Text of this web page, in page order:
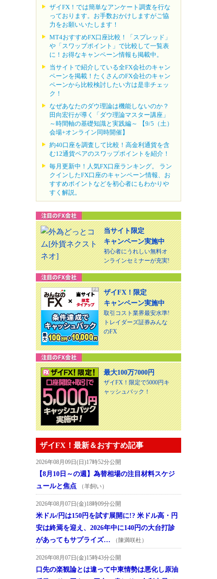
ザイFX！では簡単なアンケート調査を行な
っております。お手数おかけしますがご協
力をお願いいたします！
MT4おすすめFX口座比較！「スプレッド」
や「スワップポイント」で比較して一覧表
に！お得なキャンペーン情報も掲載中。
当サイトで紹介している全FX会社のキャン
ペーンを掲載！たくさんのFX会社のキャン
ペーンから比較検討したい方は是非チェッ
ク！
なぜあなたのダウ理論は機能しないのか？
田向宏行が導く「ダウ理論マスター講座」
～時間軸の基礎知識と実践編～ 【9/5（土）
会場+オンライン同時開催】
約40口座を調査して比較！高金利通貨を含
む12通貨ペアのスワップポイントを紹介！
毎月更新中！人気FX口座ランキング。 ラン
クインしたFX口座のキャンペーン情報、お
すすめポイントなどを初心者にもわかりや
すく解説。
当サイト限定
キャンペーン実施中
初心者にうれしい無料オ
ンラインセミナーが充実!
ザイFX！限定
キャンペーン実施中
取引コスト業界最安水準!
トレイダーズ証券みんな
のFX
最大100万7000円
ザイFX！限定で5000円キ
ャッシュバック！
ザイFX！最新＆おすすめ記事
2026年08月09日(日)17時52分公開
【8月10日～の週】為替相場の注目材料スケジ
ュールと焦点
（羊飼い）
2026年08月07日(金)18時09分公開
米ドル/円は150円を試す展開に!? 米ドル高・円
安は終焉を迎え、2026年中に140円の大台打診
があってもサプライズ…
（陳満咲杜）
2026年08月07日(金)15時43分公開
口先の楽観論とは違って中東情勢は悪化し原油